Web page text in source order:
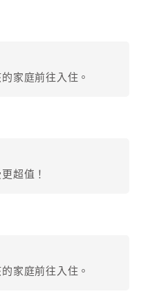
）
訂飯店）
時，請注意！為避免飯
未提出申辦，視同無條
訂飯店，異動完成後不
家庭前往入住。
超值！
家庭前往入住。